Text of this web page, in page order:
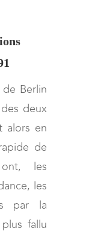
Berlin
deux
alors en
de
les
les
par la
fallu